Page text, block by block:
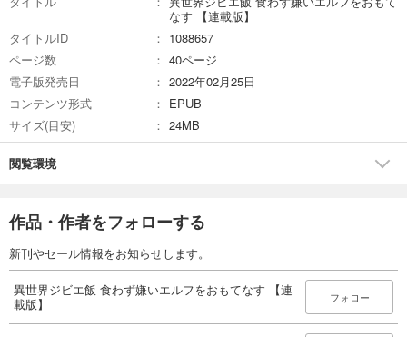
あらすじを表示する
あらすじを表示する
異世界ジビエ飯食わず嫌いエルフをおもてなす 【連載版】１７
完結
あらすじを表示する
110円 (税込)
なす 【連載版】
タイトルID
1088657
ページ数
40ページ
電子版発売日
2022年02月25日
コンテンツ形式
EPUB
サイズ(目安)
24MB
閲覧環境
作品・作者をフォローする
新刊やセール情報をお知らせします。
異世界ジビエ飯 食わず嫌いエルフをおもてなす 【連
載版】
フォロー